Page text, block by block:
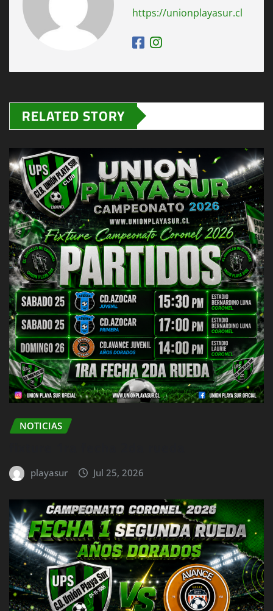
https://unionplayasur.cl
RELATED STORY
NOTICIAS
playasur Jul 25, 2026